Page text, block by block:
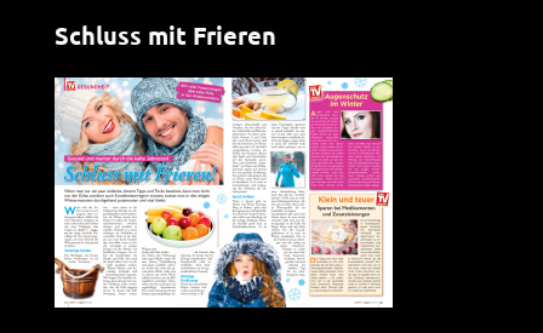
Schluss mit Frieren